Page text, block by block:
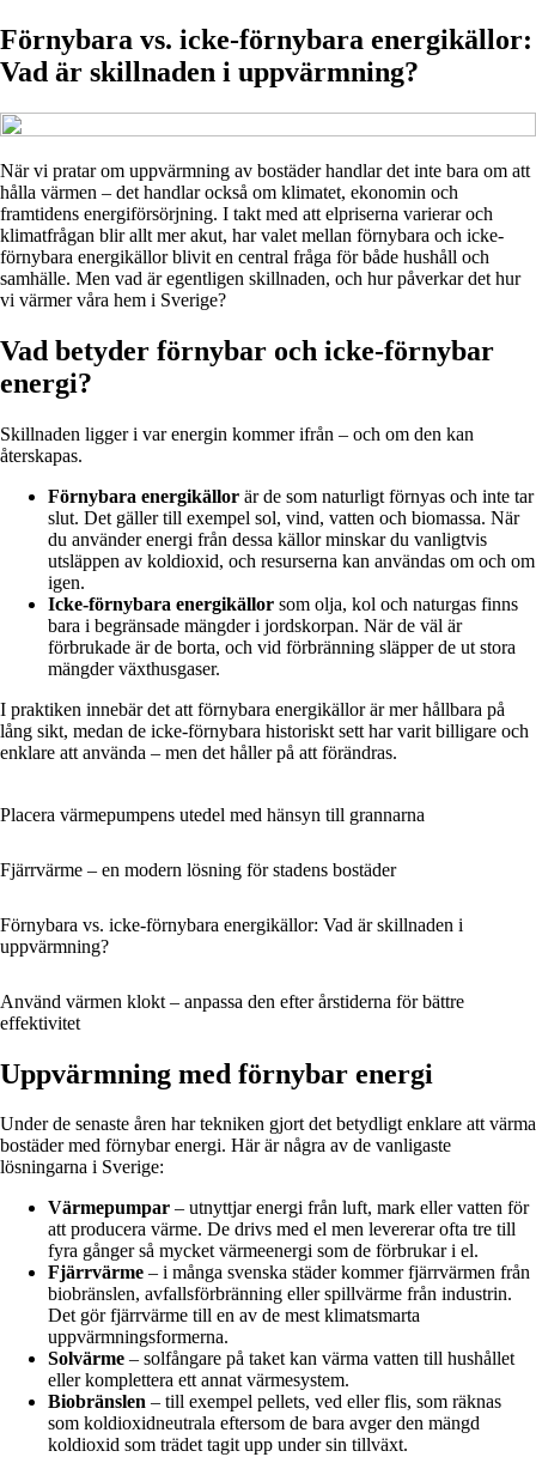
Förnybara vs. icke-förnybara energikällor:
Vad är skillnaden i uppvärmning?
När vi pratar om uppvärmning av bostäder handlar det inte bara om att
hålla värmen – det handlar också om klimatet, ekonomin och
framtidens energiförsörjning. I takt med att elpriserna varierar och
klimatfrågan blir allt mer akut, har valet mellan förnybara och icke-
förnybara energikällor blivit en central fråga för både hushåll och
samhälle. Men vad är egentligen skillnaden, och hur påverkar det hur
vi värmer våra hem i Sverige?
Vad betyder förnybar och icke-förnybar
energi?
Skillnaden ligger i var energin kommer ifrån – och om den kan
återskapas.
Förnybara energikällor är de som naturligt förnyas och inte tar
slut. Det gäller till exempel sol, vind, vatten och biomassa. När
du använder energi från dessa källor minskar du vanligtvis
utsläppen av koldioxid, och resurserna kan användas om och om
igen.
Icke-förnybara energikällor som olja, kol och naturgas finns
bara i begränsade mängder i jordskorpan. När de väl är
förbrukade är de borta, och vid förbränning släpper de ut stora
mängder växthusgaser.
I praktiken innebär det att förnybara energikällor är mer hållbara på
lång sikt, medan de icke-förnybara historiskt sett har varit billigare och
enklare att använda – men det håller på att förändras.
Placera värmepumpens utedel med hänsyn till grannarna
Fjärrvärme – en modern lösning för stadens bostäder
Förnybara vs. icke-förnybara energikällor: Vad är skillnaden i
uppvärmning?
Använd värmen klokt – anpassa den efter årstiderna för bättre
effektivitet
Uppvärmning med förnybar energi
Under de senaste åren har tekniken gjort det betydligt enklare att värma
bostäder med förnybar energi. Här är några av de vanligaste
lösningarna i Sverige:
Värmepumpar – utnyttjar energi från luft, mark eller vatten för
att producera värme. De drivs med el men levererar ofta tre till
fyra gånger så mycket värmeenergi som de förbrukar i el.
Fjärrvärme – i många svenska städer kommer fjärrvärmen från
biobränslen, avfallsförbränning eller spillvärme från industrin.
Det gör fjärrvärme till en av de mest klimatsmarta
uppvärmningsformerna.
Solvärme – solfångare på taket kan värma vatten till hushållet
eller komplettera ett annat värmesystem.
Biobränslen – till exempel pellets, ved eller flis, som räknas
som koldioxidneutrala eftersom de bara avger den mängd
koldioxid som trädet tagit upp under sin tillväxt.